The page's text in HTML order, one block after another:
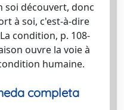
soi découvert, donc
à soi, c'est-à-dire
condition, p. 108-
ouvre la voie à
humaine.
completa